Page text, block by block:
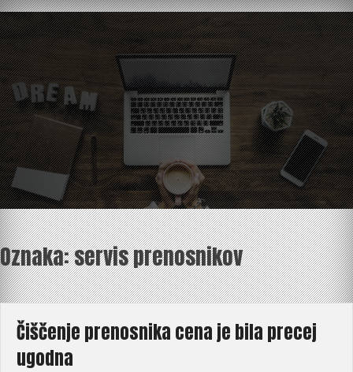
Skip
to
content
Oznaka:servis prenosnikov
Čiščenje prenosnika cena je bila precej
ugodna